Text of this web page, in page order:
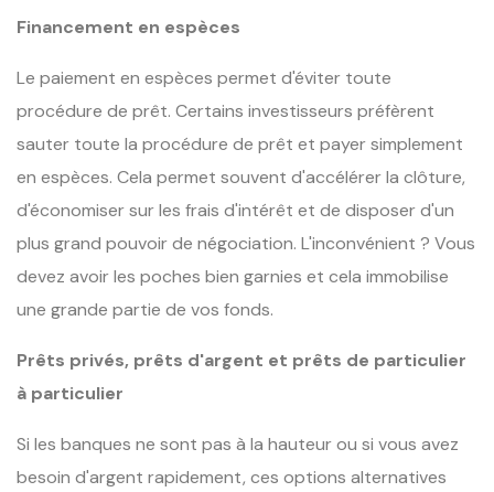
Financement en espèces
Le paiement en espèces permet d'éviter toute
procédure de prêt. Certains investisseurs préfèrent
sauter toute la procédure de prêt et payer simplement
en espèces. Cela permet souvent d'accélérer la clôture,
d'économiser sur les frais d'intérêt et de disposer d'un
plus grand pouvoir de négociation. L'inconvénient ? Vous
devez avoir les poches bien garnies et cela immobilise
une grande partie de vos fonds.
Prêts privés, prêts d'argent et prêts de particulier
à particulier
Si les banques ne sont pas à la hauteur ou si vous avez
besoin d'argent rapidement, ces options alternatives